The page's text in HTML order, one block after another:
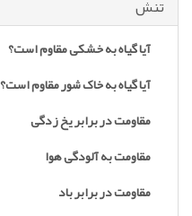
تنش
آیا گیاه به خشکی مقاوم است؟
آیا گیاه به خاک شور مقاوم است؟
مقاومت در برابر یخ زدگی
مقاومت به آلودگی هوا
مقاومت در برابر باد